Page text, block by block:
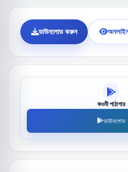
ডাউনলোড করুন
কওমী পাঠাগার
ডাউনলোড